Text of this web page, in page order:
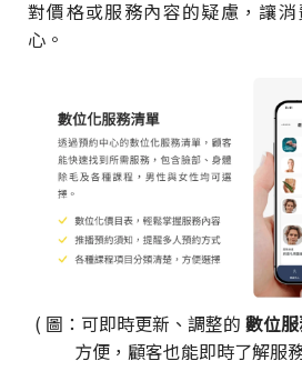
對價格或服務內容的疑慮，讓
心。
( 圖：可即時更新、調整的 數位
方便，顧客也能即時了解服